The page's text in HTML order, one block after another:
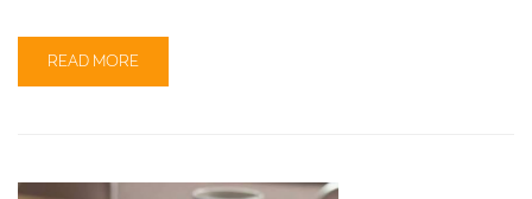
READ MORE